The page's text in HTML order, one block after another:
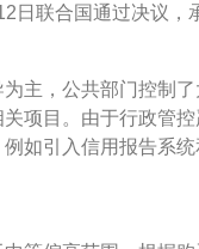
日联合国通过决议，
主，公共部门控制
项目。由于行政管
如引入信用报告系